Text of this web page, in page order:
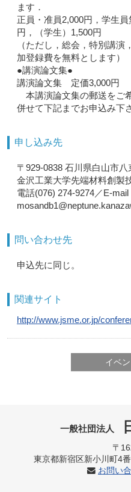
ます．
正員・准員2,000円，学生
円，（学生）1,500円
（ただし，総会，特別講
加登録費を無料とします）
●講演論文集●
講演論文集 定価3,000円
本講演論文集の郵送をご
併せて下記までお申込み下
申し込み先
〒929-0838 石川県白山市八
金沢工業大学先端材料創
電話(076) 274-9274／E-mail
問い合わせ先
申込先に同じ。
関連サイト
http://www.jsme.or.jp/
イベ
一般社団法人
〒
東京都新宿区新小川町4
お問い